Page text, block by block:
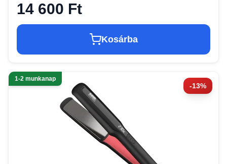
14 600 Ft
Kosárba
-13%
1-2 munkanap